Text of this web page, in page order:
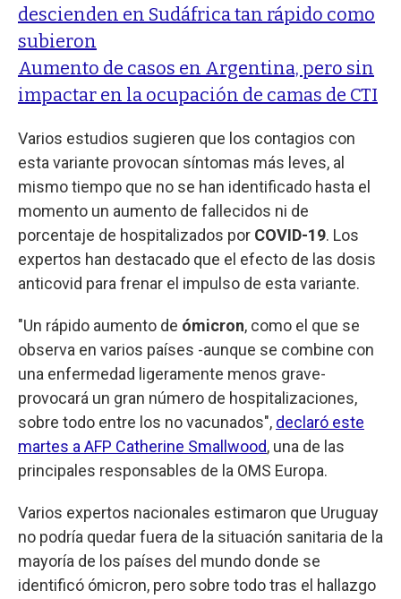
descienden en Sudáfrica tan rápido como
subieron
Aumento de casos en Argentina, pero sin
impactar en la ocupación de camas de CTI
Varios estudios sugieren que los contagios con
esta variante provocan síntomas más leves, al
mismo tiempo que no se han identificado hasta el
momento un aumento de fallecidos ni de
porcentaje de hospitalizados por COVID-19. Los
expertos han destacado que el efecto de las dosis
anticovid para frenar el impulso de esta variante.
"Un rápido aumento de ómicron, como el que se
observa en varios países -aunque se combine con
una enfermedad ligeramente menos grave-
provocará un gran número de hospitalizaciones,
sobre todo entre los no vacunados", declaró este
martes a AFP Catherine Smallwood, una de las
principales responsables de la OMS Europa.
Varios expertos nacionales estimaron que Uruguay
no podría quedar fuera de la situación sanitaria de la
mayoría de los países del mundo donde se
identificó ómicron, pero sobre todo tras el hallazgo